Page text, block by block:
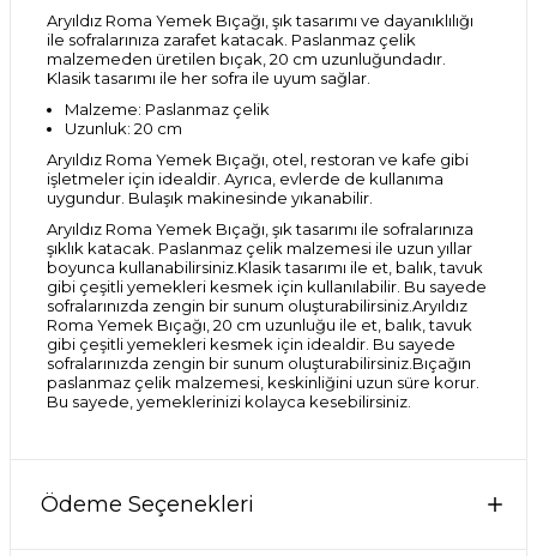
Aryıldız Roma Yemek Bıçağı, şık tasarımı ve dayanıklılığı
ile sofralarınıza zarafet katacak. Paslanmaz çelik
malzemeden üretilen bıçak, 20 cm uzunluğundadır.
Klasik tasarımı ile her sofra ile uyum sağlar.
Malzeme: Paslanmaz çelik
Uzunluk: 20 cm
Aryıldız Roma Yemek Bıçağı, otel, restoran ve kafe gibi
işletmeler için idealdir. Ayrıca, evlerde de kullanıma
uygundur. Bulaşık makinesinde yıkanabilir.
Aryıldız Roma Yemek Bıçağı, şık tasarımı ile sofralarınıza
şıklık katacak. Paslanmaz çelik malzemesi ile uzun yıllar
boyunca kullanabilirsiniz.Klasik tasarımı ile et, balık, tavuk
gibi çeşitli yemekleri kesmek için kullanılabilir. Bu sayede
sofralarınızda zengin bir sunum oluşturabilirsiniz.Aryıldız
Roma Yemek Bıçağı, 20 cm uzunluğu ile et, balık, tavuk
gibi çeşitli yemekleri kesmek için idealdir. Bu sayede
sofralarınızda zengin bir sunum oluşturabilirsiniz.Bıçağın
paslanmaz çelik malzemesi, keskinliğini uzun süre korur.
Bu sayede, yemeklerinizi kolayca kesebilirsiniz.
Ödeme Seçenekleri